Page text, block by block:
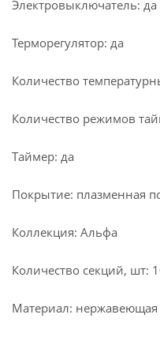
Электровыключатель: да
Терморегулятор: да
Количество
Количество режимов
Таймер: да
Покрытие: плазменная
Коллекция: Альфа
Количество секций, шт:
Материал: нержавеющая